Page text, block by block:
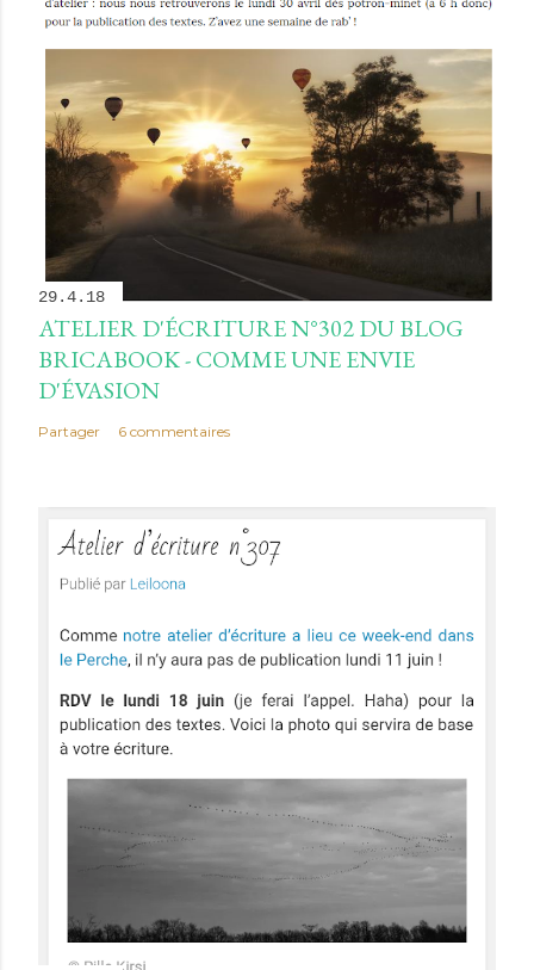
29.4.18
ATELIER D'ÉCRITURE N°302 DU BLOG
BRICABOOK - COMME UNE ENVIE
D'ÉVASION
Partager 6 commentaires